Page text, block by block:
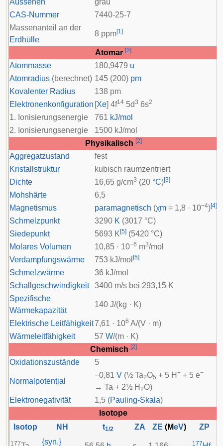
Aussehen
grau
CAS-Nummer
7440-25-7
Massenanteil an der
Erdhülle
8 ppm[1]
Atomar [2]
Atommasse 180,9479 u
Atomradius (berechnet) 145 (200) pm
Kovalenter Radius
138 pm
Elektronenkonfiguration [Xe] 4f14 5d3 6s2
1. Ionisierungsenergie 761 kJ/mol
2. Ionisierungsenergie
1500 kJ/mol
Physikalisch [2]
Aggregatzustand
fest
Kristallstruktur
kubisch raumzentriert
Dichte
16,65 g/cm3 (20 °C)[3]
Mohshärte
6,5
Magnetismus
paramagnetisch (χm = 1,8 · 10−4)[4]
Schmelzpunkt 3290 K (3017 °C)
Siedepunkt
5693 K [5] (5420 °C)
Molares Volumen
10,85 · 10−6 m3/mol
Verdampfungswärme
753 kJ/mol [5]
Schmelzwärme
36 kJ/mol
Schallgeschwindigkeit
3400 m/s bei 293,15 K
Spezifische
Wärmekapazität
140 J/(kg · K)
Elektrische Leitfähigkeit7,61 · 106 A/(V · m)
Wärmeleitfähigkeit
57 W/(m · K)
Chemisch [2]
Oxidationszustände 5
Normalpotential
−0,81 V (½ Ta2O5 + 5 H + + 5 e−
→ Ta + 2½ H 2O)
Elektronegativität
1,5 (Pauling-Skala)
Isotope
Isotop
NH t1/2 ZA ZE (MeV) ZP
177 {syn.} 177